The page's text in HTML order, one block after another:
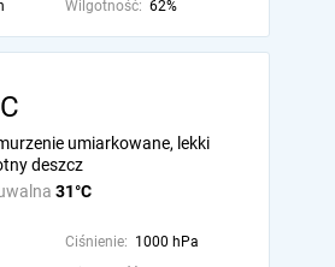
Wilgotność: 62%
31°C
umiarkowane, lekki
deszcz
Ciśnienie: 1000 hPa